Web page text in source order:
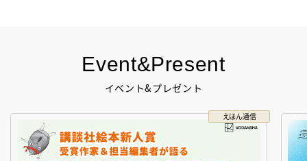
Event&Present
イベント&プレゼント
えほん通信